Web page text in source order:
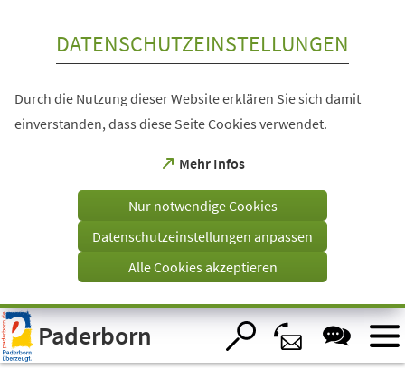
Visuelle
Assistenzsoftware
öffnen.
DATENSCHUTZEINSTELLUNGEN
Durch die Nutzung dieser Website erklären Sie sich damit
einverstanden, dass diese Seite Cookies verwendet.
Mehr Infos
(Öffnet
einem
Tab)
Nur notwendige Cookies
Datenschutzeinstellungen anpassen
Alle Cookies akzeptieren
Paderborn